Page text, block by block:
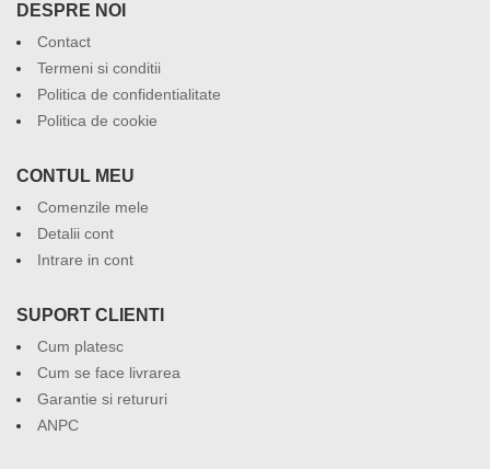
DESPRE NOI
Contact
Termeni si conditii
Politica de confidentialitate
Politica de cookie
CONTUL MEU
Comenzile mele
Detalii cont
Intrare in cont
SUPORT CLIENTI
Cum platesc
Cum se face livrarea
Garantie si retururi
ANPC